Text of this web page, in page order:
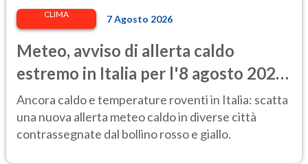
CLIMA 7 Agosto 2026
Meteo, avviso di allerta caldo
estremo in Italia per l'8 agosto 2026:
le città a rischio per il Ministero della
Salute
Ancora caldo e temperature roventi in Italia: scatta
una nuova allerta meteo caldo in diverse città
contrassegnate dal bollino rosso e giallo.